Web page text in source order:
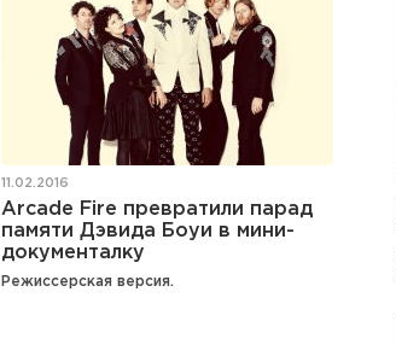
11.02.2016
Arcade Fire превратили парад
памяти Дэвида Боуи в мини-
документалку
Режиссерская версия.